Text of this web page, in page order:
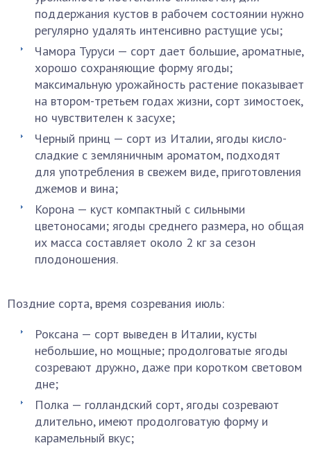
поддержания кустов в рабочем состоянии нужно
регулярно удалять интенсивно растущие усы;
Чамора Туруси — сорт дает большие, ароматные,
хорошо сохраняющие форму ягоды;
максимальную урожайность растение показывает
на втором-третьем годах жизни, сорт зимостоек,
но чувствителен к засухе;
Черный принц — сорт из Италии, ягоды кисло-
сладкие с земляничным ароматом, подходят
для употребления в свежем виде, приготовления
джемов и вина;
Корона — куст компактный с сильными
цветоносами; ягоды среднего размера, но общая
их масса составляет около 2 кг за сезон
плодоношения.
Поздние сорта, время созревания июль:
Роксана — сорт выведен в Италии, кусты
небольшие, но мощные; продолговатые ягоды
созревают дружно, даже при коротком световом
дне;
Полка — голландский сорт, ягоды созревают
длительно, имеют продолговатую форму и
карамельный вкус;